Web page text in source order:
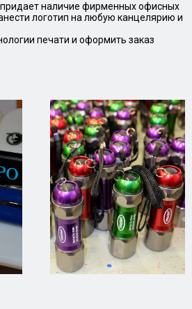
наличие фирменных офисных
логотип на любую канцелярию и
печати и оформить заказ